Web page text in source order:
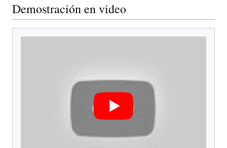
Demostración en video